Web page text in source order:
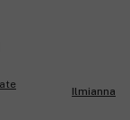
Ilmianna